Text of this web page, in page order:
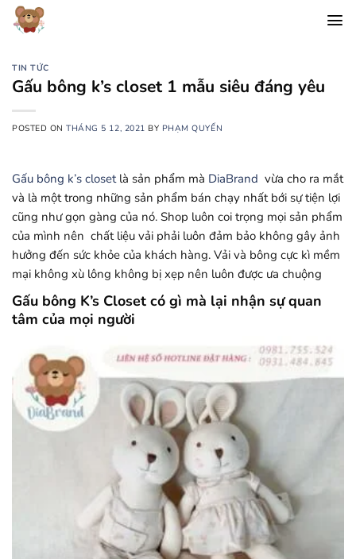
Chuyển
đến
dungTIN TỨC
Gấu bông k’s closet 1 mẫu siêu đáng yêu
POSTED ONTHÁNG 5 12, 2021 BY PHẠM QUYẾN
Gấu bông k’s closetlà sản phẩm mà DiaBrand vừa cho ra mắt
và là một trong những sản phẩm bán chạy nhất bới sự tiện lợi
cũng như gọn gàng của nó. Shop luôn coi trọng mọi sản phẩm
của mình nên chất liệu vải phải luôn đảm bảo không gây ảnh
hưởng đến sức khỏe của khách hàng. Vải và bông cực kì mềm
mại không xù lông không bị xẹp nên luôn được ưa chuộng
Gấu bông K’s Closet có gì mà lại nhận sự quan
tâm của mọi người